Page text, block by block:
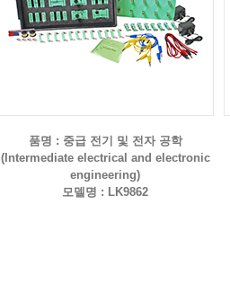
품명 : 중급 전기 및 전자 공학
(Intermediate electrical and electronic
engineering)
모델명 : LK9862